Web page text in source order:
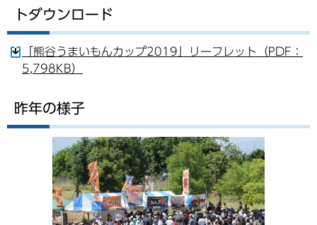
トダウンロード
「熊谷うまいもんカップ2019」リーフレット（PDF：
5,798KB）
昨年の様子